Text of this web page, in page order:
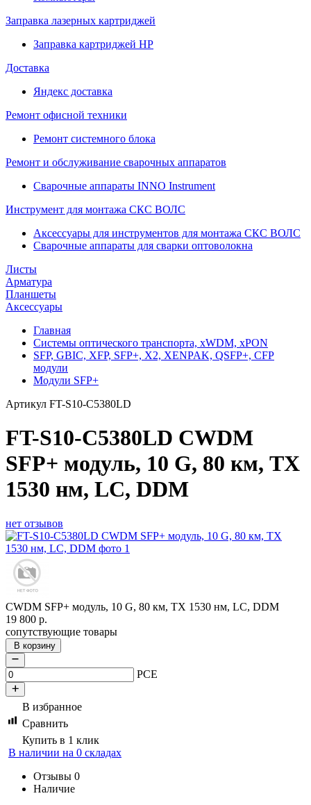
Заправка лазерных картриджей
Заправка картриджей HP
Доставка
Яндекс доставка
Ремонт офисной техники
Ремонт системного блока
Ремонт и обслуживание сварочных аппаратов
Сварочные аппараты INNO Instrument
Инструмент для монтажа СКС ВОЛС
Аксессуары для инструментов для монтажа СКС ВОЛС
Сварочные аппараты для сварки оптоволокна
Листы
Арматура
Планшеты
Аксессуары
Главная
Системы оптического транспорта, xWDM, xPON
SFP, GBIC, XFP, SFP+, X2, XENPAK, QSFP+, CFP
модули
Модули SFP+
Артикул FT-S10-C5380LD
FT-S10-C5380LD CWDM
SFP+ модуль, 10 G, 80 км, TX
1530 нм, LC, DDM
нет отзывов
CWDM SFP+ модуль, 10 G, 80 км, TX 1530 нм, LC, DDM
19 800 р.
сопутствующие товары
В корзину
PCE
В избранное
Сравнить
Купить в 1 клик
В наличии на 0 складах
Отзывы 0
Наличие